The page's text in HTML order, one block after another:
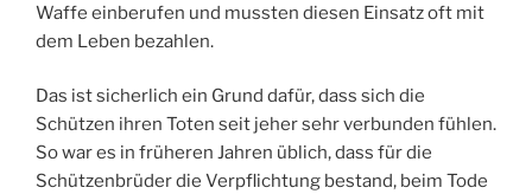
Waffe einberufen und mussten diesen Einsatz oft mit
dem Leben bezahlen.
Das ist sicherlich ein Grund dafür, dass sich die
Schützen ihren Toten seit jeher sehr verbunden fühlen.
So war es in früheren Jahren üblich, dass für die
Schützenbrüder die Verpflichtung bestand, beim Tode